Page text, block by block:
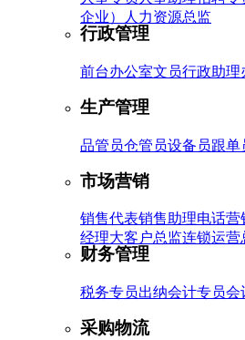
企业）
人力资源总监
行政管理
前台办公室文员行政助理
生产管理
品管员仓管员设备员跟单
市场营销
销售代表销售助理电话营
经理大客户总监连锁运营
财务管理
税务专员出纳会计专员会
采购物流